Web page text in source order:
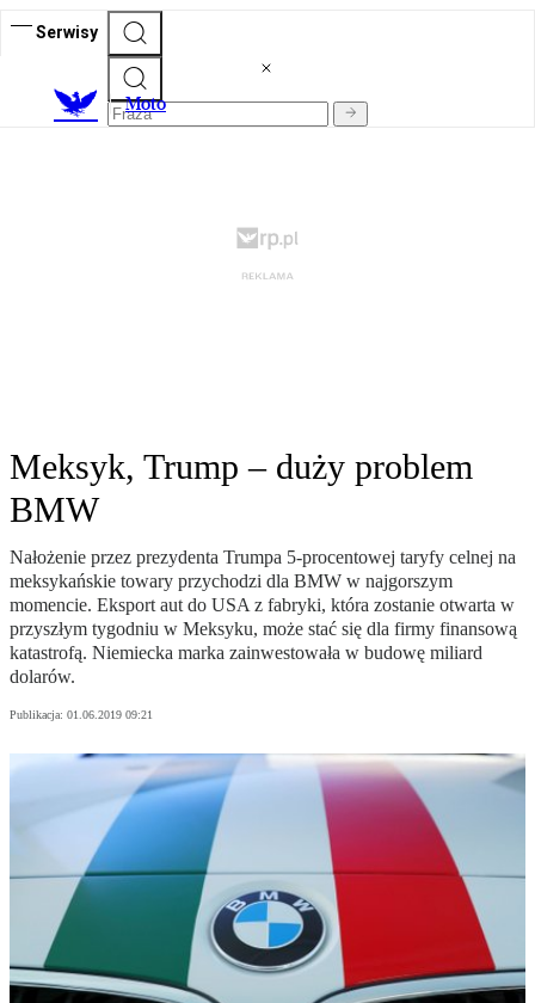
Serwisy
Moto
Meksyk, Trump – duży problem
BMW
Nałożenie przez prezydenta Trumpa 5-procentowej taryfy celnej na
meksykańskie towary przychodzi dla BMW w najgorszym
momencie. Eksport aut do USA z fabryki, która zostanie otwarta w
przyszłym tygodniu w Meksyku, może stać się dla firmy finansową
katastrofą. Niemiecka marka zainwestowała w budowę miliard
dolarów.
Publikacja: 01.06.2019 09:21